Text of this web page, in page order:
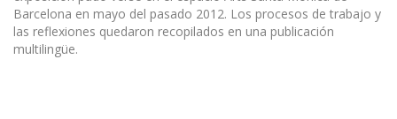
Barcelona en mayo del pasado 2012. Los procesos de trabajo y
las reflexiones quedaron recopilados en una publicación
multilingüe.